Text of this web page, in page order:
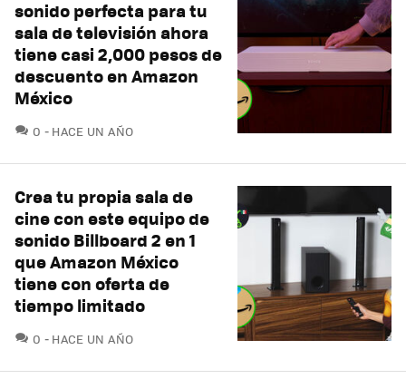
sonido perfecta para tu
sala de televisión ahora
tiene casi 2,000 pesos de
descuento en Amazon
México
0 COMENTARIOS
HACE UN AÑO
Crea tu propia sala de
cine con este equipo de
sonido Billboard 2 en 1
que Amazon México
tiene con oferta de
tiempo limitado
0 COMENTARIOS
HACE UN AÑO